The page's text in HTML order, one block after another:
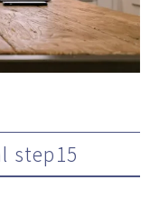
step15